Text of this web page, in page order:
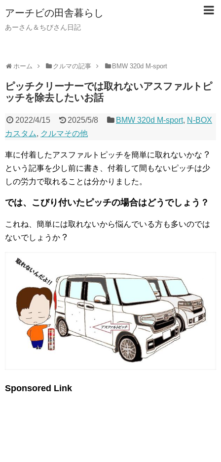
アーチビの田舎暮らし
あーさん＆ちびさん日記
ホーム クルマの記事 BMW 320d M-sport
ピッチクリーナーでは取れないアスファルトピ
ッチを除去したいお話
2022/4/15 2025/5/8 BMW 320d M-sport, N-BOX
カスタム, クルマその他
車に付着したアスファルトピッチを簡単に取れないかな ？
という記事を少し前に書き、付着して間もないピッチは少
しの労力で取れることは分かりました。
では、こびり付いたピッチの場合はどうでしょう？
これね、簡単には取れないから悩んでいる方も多いのでは
ないでしょうか ？
Sponsored Link